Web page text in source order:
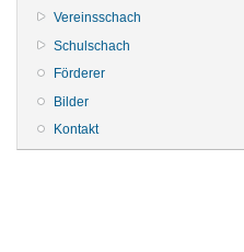
Vereinsschach
Schulschach
Förderer
Bilder
Kontakt